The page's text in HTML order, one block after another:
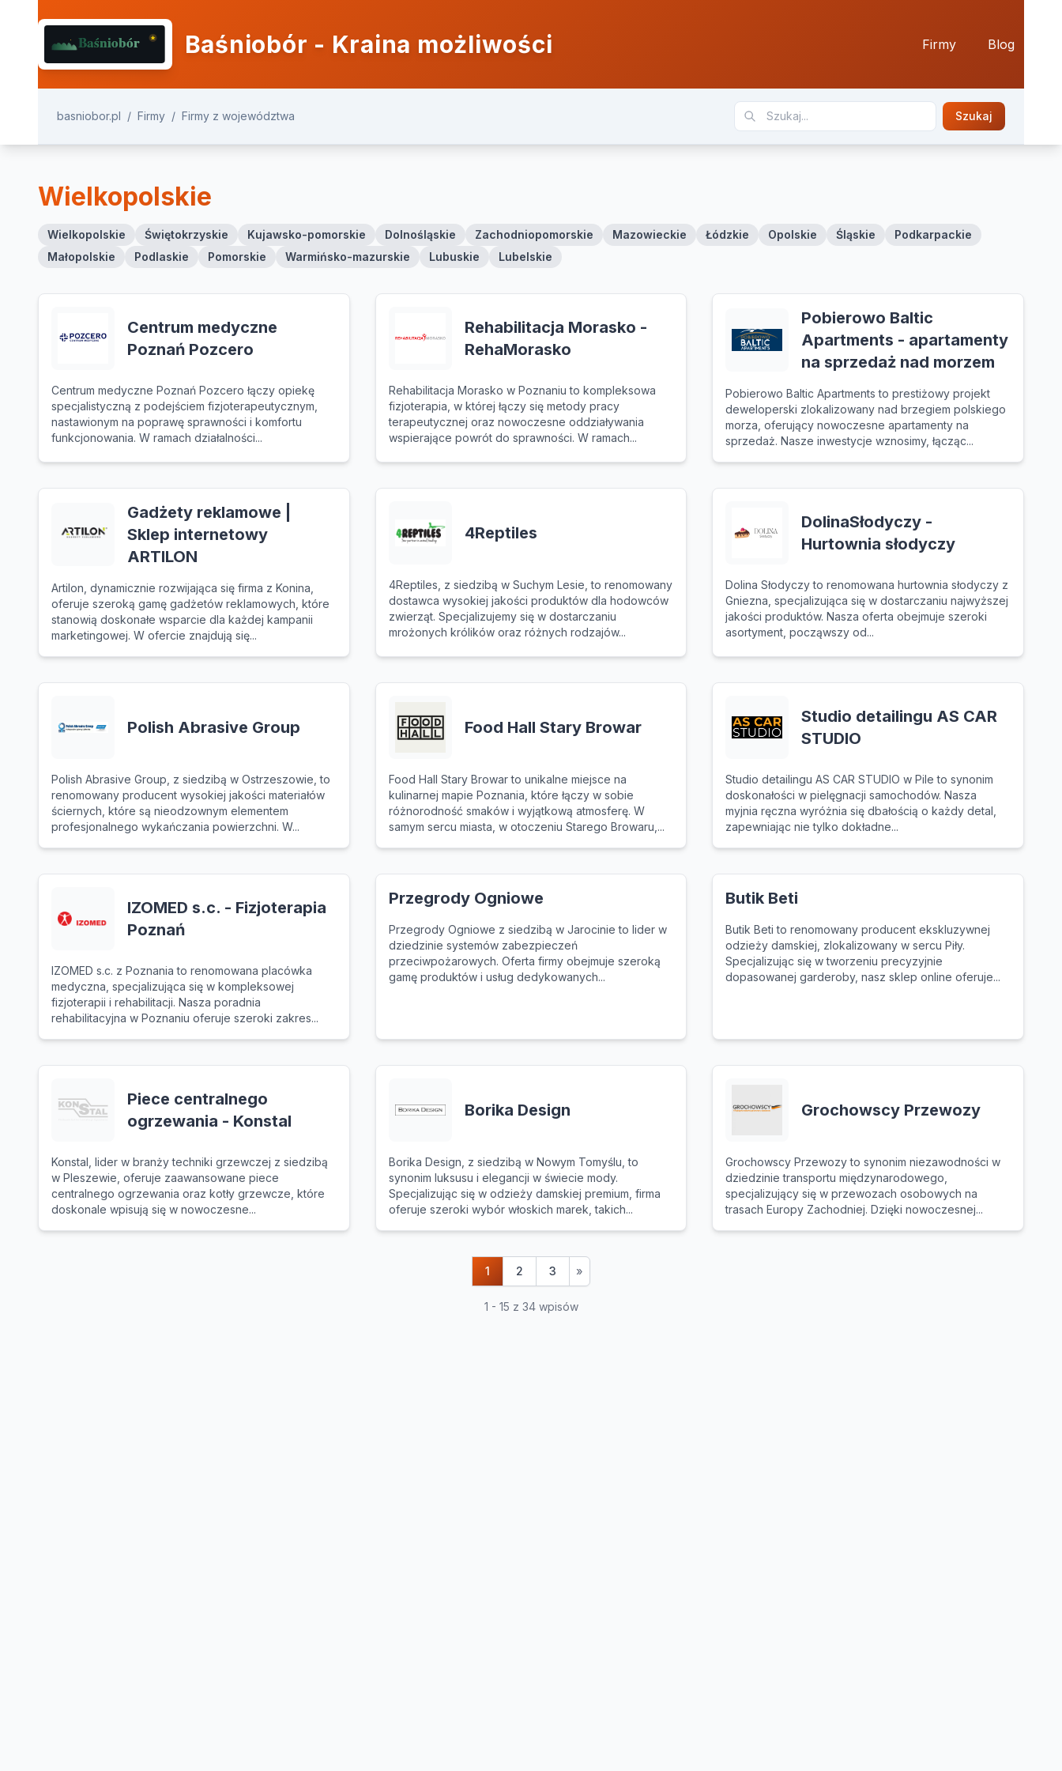
Baśniobór - Kraina możliwości Firmy Blog
basniobor.pl / Firmy / Firmy z województwa Szukaj
Wielkopolskie
Wielkopolskie Świętokrzyskie Kujawsko-pomorskie Dolnośląskie Zachodniopomorskie Mazowieckie Łódzkie Opolskie Śląskie
Podkarpackie
Małopolskie
Podlaskie Pomorskie Warmińsko-mazurskie Lubuskie Lubelskie
Centrum medyczne
Poznań Pozcero
Centrum medyczne Poznań Pozcero łączy opiekę
specjalistyczną z podejściem fizjoterapeutycznym,
nastawionym na poprawę sprawności i komfortu
funkcjonowania. W ramach działalności...
Rehabilitacja Morasko -
RehaMorasko
Rehabilitacja Morasko w Poznaniu to kompleksowa
fizjoterapia, w której łączy się metody pracy
terapeutycznej oraz nowoczesne oddziaływania
wspierające powrót do sprawności. W ramach...
Pobierowo Baltic
Apartments - apartamenty
na sprzedaż nad morzem
Pobierowo Baltic Apartments to prestiżowy projekt
deweloperski zlokalizowany nad brzegiem polskiego
morza, oferujący nowoczesne apartamenty na
sprzedaż. Nasze inwestycje wznosimy, łącząc...
Gadżety reklamowe |
Sklep internetowy
ARTILON
Artilon, dynamicznie rozwijająca się firma z Konina,
oferuje szeroką gamę gadżetów reklamowych, które
stanowią doskonałe wsparcie dla każdej kampanii
marketingowej. W ofercie znajdują się...
4Reptiles
4Reptiles, z siedzibą w Suchym Lesie, to renomowany
dostawca wysokiej jakości produktów dla hodowców
zwierząt. Specjalizujemy się w dostarczaniu
mrożonych królików oraz różnych rodzajów...
DolinaSłodyczy -
Hurtownia słodyczy
Dolina Słodyczy to renomowana hurtownia słodyczy z
Gniezna, specjalizująca się w dostarczaniu najwyższej
jakości produktów. Nasza oferta obejmuje szeroki
asortyment, począwszy od...
Polish Abrasive Group
Polish Abrasive Group, z siedzibą w Ostrzeszowie, to
renomowany producent wysokiej jakości materiałów
ściernych, które są nieodzownym elementem
profesjonalnego wykańczania powierzchni. W...
Food Hall Stary Browar
Food Hall Stary Browar to unikalne miejsce na
kulinarnej mapie Poznania, które łączy w sobie
różnorodność smaków i wyjątkową atmosferę. W
samym sercu miasta, w otoczeniu Starego Browaru,...
Studio detailingu AS CAR
STUDIO
Studio detailingu AS CAR STUDIO w Pile to synonim
doskonałości w pielęgnacji samochodów. Nasza
myjnia ręczna wyróżnia się dbałością o każdy detal,
zapewniając nie tylko dokładne...
IZOMED s.c. - Fizjoterapia
Poznań
IZOMED s.c. z Poznania to renomowana placówka
medyczna, specjalizująca się w kompleksowej
fizjoterapii i rehabilitacji. Nasza poradnia
rehabilitacyjna w Poznaniu oferuje szeroki zakres...
Przegrody Ogniowe
Przegrody Ogniowe z siedzibą w Jarocinie to lider w
dziedzinie systemów zabezpieczeń
przeciwpożarowych. Oferta firmy obejmuje szeroką
gamę produktów i usług dedykowanych...
Butik Beti
Butik Beti to renomowany producent ekskluzywnej
odzieży damskiej, zlokalizowany w sercu Piły.
Specjalizując się w tworzeniu precyzyjnie
dopasowanej garderoby, nasz sklep online oferuje...
Piece centralnego
ogrzewania - Konstal
Konstal, lider w branży techniki grzewczej z siedzibą
w Pleszewie, oferuje zaawansowane piece
centralnego ogrzewania oraz kotły grzewcze, które
doskonale wpisują się w nowoczesne...
Borika Design
Borika Design, z siedzibą w Nowym Tomyślu, to
synonim luksusu i elegancji w świecie mody.
Specjalizując się w odzieży damskiej premium, firma
oferuje szeroki wybór włoskich marek, takich...
Grochowscy Przewozy
Grochowscy Przewozy to synonim niezawodności w
dziedzinie transportu międzynarodowego,
specjalizujący się w przewozach osobowych na
trasach Europy Zachodniej. Dzięki nowoczesnej...
1 2 3 »
1 - 15 z 34 wpisów